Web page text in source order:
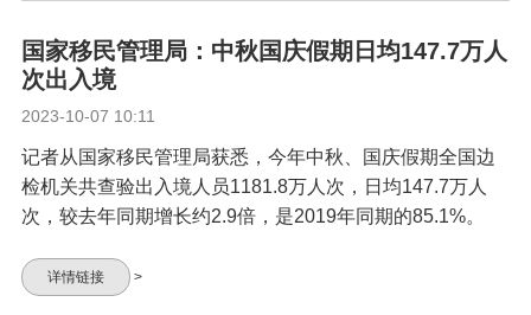
国家移民管理局：中秋国庆假期日均147.7万人
次出入境
2023-10-07 10:11
记者从国家移民管理局获悉，今年中秋、国庆假期全国边
检机关共查验出入境人员1181.8万人次，日均147.7万人
次，较去年同期增长约2.9倍，是2019年同期的85.1%。
详情链接 >